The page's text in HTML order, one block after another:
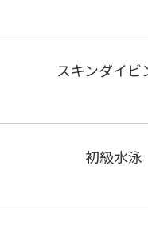
スキンダイビ
初級水泳